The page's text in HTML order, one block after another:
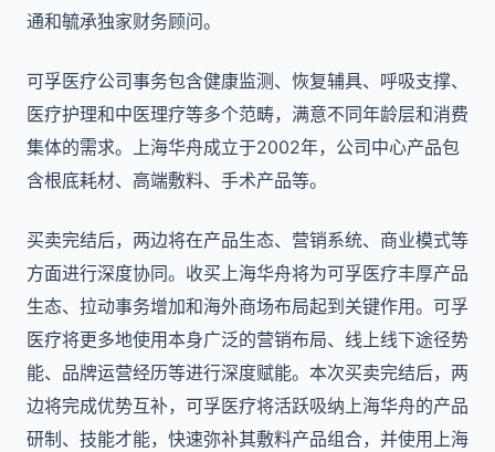
通和毓承独家财务顾问。
可孚医疗公司事务包含健康监测、恢复辅具、呼吸支撑、
医疗护理和中医理疗等多个范畴，满意不同年龄层和消费
集体的需求。上海华舟成立于2002年，公司中心产品包
含根底耗材、高端敷料、手术产品等。
买卖完结后，两边将在产品生态、营销系统、商业模式等
方面进行深度协同。收买上海华舟将为可孚医疗丰厚产品
生态、拉动事务增加和海外商场布局起到关键作用。可孚
医疗将更多地使用本身广泛的营销布局、线上线下途径势
能、品牌运营经历等进行深度赋能。本次买卖完结后，两
边将完成优势互补，可孚医疗将活跃吸纳上海华舟的产品
研制、技能才能，快速弥补其敷料产品组合，并使用上海